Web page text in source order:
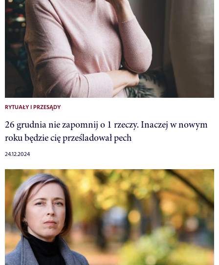
RYTUAŁY I PRZESĄDY
26 grudnia nie zapomnij o 1 rzeczy. Inaczej w nowym
roku będzie cię prześladował pech
24.12.2024